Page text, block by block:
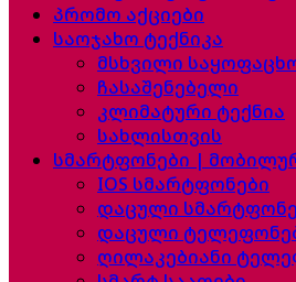
პრომო აქციები
საოჯახო ტექნიკა
მსხვილი
ჩასაშენებელი
კლიმატური ტექნია
სახლისთვის
სმარტფონები |
IOS სმარტფონები
დაცული
დაცული
ღილაკებიანი